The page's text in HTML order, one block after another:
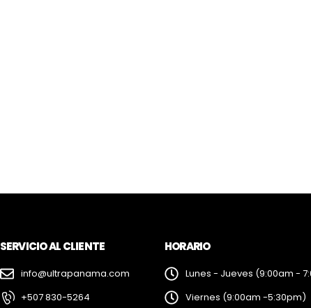
SERVICIO AL CLIENTE
info@ultrapanama.com
+507 830-5264
HORARIO
Lunes - Jueves (9:00am -
Viernes (9:00am -5:30pm)